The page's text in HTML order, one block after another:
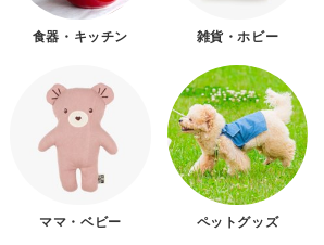
食器・キッチン 雑貨・ホビー
ママ・ベビー ペットグッズ